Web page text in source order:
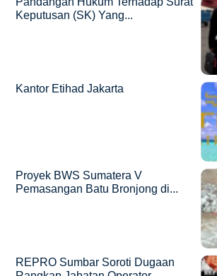
Keputusan (SK) Yang...
Kantor Etihad Jakarta
Proyek BWS Sumatera V
Pemasangan Batu Bronjong di...
REPRO Sumbar Soroti Dugaan